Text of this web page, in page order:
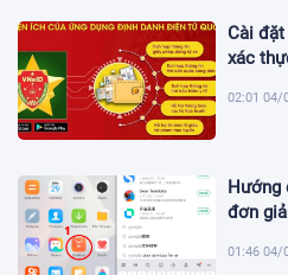
Cài
xác
02:01 04/
Hướng
đơn
01:46 04/